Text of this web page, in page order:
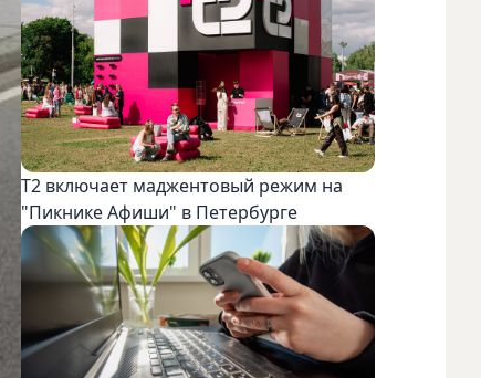
Т2 включает маджентовый режим на
"Пикнике Афиши" в Петербурге